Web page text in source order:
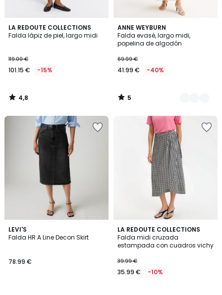
LA REDOUTE COLLECTIONS
Falda lápiz de piel, largo midi
119.00 €
101.15 € -15%
4,8
/ 5
4,8
/
ANNE WEYBURN
Falda evasé, largo midi,
popelina de algodón
69.99 €
41.99 € -40%
5
/
5
2
Colores
5
/
LEVI'S
Falda HR A Line Decon Skirt
78.99 €
4,5
/ 5
LA REDOUTE COLLECTIONS
Falda midi cruzada
estampada con cuadros vichy
39.99 €
35.99 € -10%
4,7
/ 5